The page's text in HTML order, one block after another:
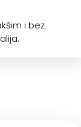
i bez